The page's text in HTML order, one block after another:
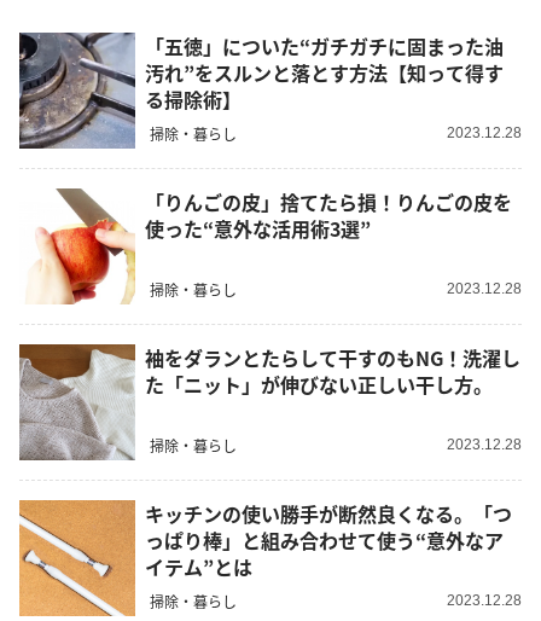
「五徳」についた“ガチガチに固まった油
汚れ”をスルンと落とす方法【知って得す
る掃除術】
掃除・暮らし 2023.12.28
「りんごの皮」捨てたら損！りんごの皮を
使った“意外な活用術3選”
掃除・暮らし 2023.12.28
袖をダランとたらして干すのもNG！洗濯し
た「ニット」が伸びない正しい干し方。
掃除・暮らし 2023.12.28
キッチンの使い勝手が断然良くなる。「つ
っぱり棒」と組み合わせて使う“意外なア
イテム”とは
掃除・暮らし 2023.12.28